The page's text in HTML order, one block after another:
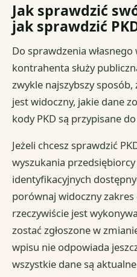
Jak sprawdzić
jak sprawdzić
Do sprawdzenia
kontrahenta służy
zwykle najszybszy
jest widoczny, jakie dane
kody PKD są przypisane
Jeżeli chcesz sprawdzić
wyszukania
identyfikacyjnych
porównaj widoczny zakres
rzeczywiście jest
zostać zgłoszone w
wpisu nie odpowiada
wszystkie dane są